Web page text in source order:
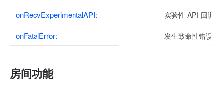
onRecvExperimentalAPI: 实验性 API 回调。
onFatalError: 发生致命性错误
房间功能